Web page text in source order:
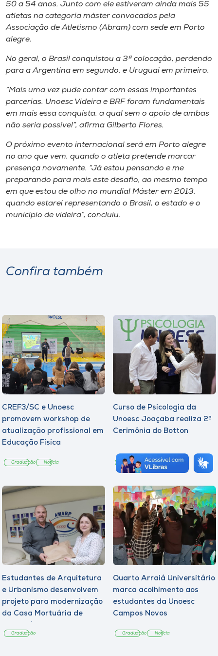
Museu
Unoesc
Selecione
o idioma
A+
A-
50 a 54 anos. Junto com ele estiveram ainda mais 55
atletas na categoria máster convocados pela
Associação de Atletismo (Abram) com sede em Porto
alegre.
No geral, o Brasil conquistou a 3ª colocação, perdendo
para a Argentina em segundo, e Uruguai em primeiro.
“Mais uma vez pude contar com essas importantes
parcerias. Unoesc Videira e BRF foram fundamentais
em mais essa conquista, a qual sem o apoio de ambas
não seria possível”, afirma Gilberto Flores.
O próximo evento internacional será em Porto alegre
no ano que vem, quando o atleta pretende marcar
presença novamente. “Já estou pensando e me
preparando para mais este desafio, ao mesmo tempo
em que estou de olho no mundial Máster em 2013,
quando estarei representando o Brasil, o estado e o
município de videira”, concluiu.
Confira também
CREF3/SC e Unoesc
promovem workshop de
atualização profissional em
Educação Física
Graduação Notícia
Curso de Psicologia da
Unoesc Joaçaba realiza 2ª
Cerimônia do Botton
Graduação Notícia
Estudantes de Arquitetura
e Urbanismo desenvolvem
projeto para modernização
da Casa Mortuária de
Graduação
Quarto Arraiá Universitário
marca acolhimento aos
estudantes da Unoesc
Campos Novos
Graduação Notícia